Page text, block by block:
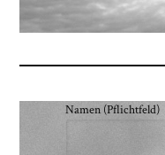
Namen (Pflichtfeld)